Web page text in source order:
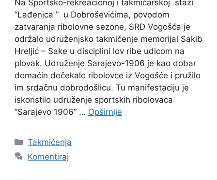
Na Sportsko-rekreacionoj i takmičarskoj stazi
”Lađenica ” u Dobroševićima, povodom
zatvaranja ribolovne sezone, SRD Vogošća je
održalo udruženjsko takmičenje memorijal Sakib
Hreljić – Sake u disciplini lov ribe udicom na
plovak. Udruženje Sarajevo-1906 je kao dobar
domaćin dočekalo ribolovce iz Vogošće i pružilo
im srdačnu dobrodošlicu. Tu manifestaciju je
iskoristilo udruženje sportskih ribolovaca
”Sarajevo 1906” … Opširnije
Takmičenja
Komentiraj